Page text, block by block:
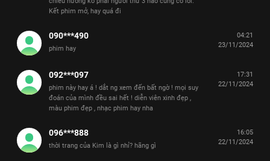
Kết phim mở, hay quá đi
090***490
phim hay
04:21
23/11/2024
092***097
phim này hay á ! dắt ng xem đến bất ngờ ! mọi suy
đoán của mình đều sai hết ! diễn viên xinh đẹp ,
màu phim đẹp , nhạc phim hay nha
17:31
22/11/2024
096***888
thời trang của Kim là gì nhỉ? hãng gì
16:05
22/11/2024